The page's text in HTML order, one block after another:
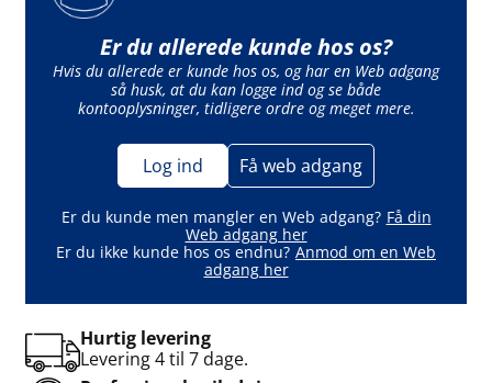
Er du allerede kunde hos os?
Hvis du allerede er kunde hos os, og har en Web adgang
så husk, at du kan logge ind og se både
kontooplysninger, tidligere ordre og meget mere.
Log ind Få web adgang
Er du kunde men mangler en Web adgang? Få din
Web adgang her
Er du ikke kunde hos os endnu? Anmod om en Web
adgang her
Hurtig levering
Levering 4 til 7 dage.